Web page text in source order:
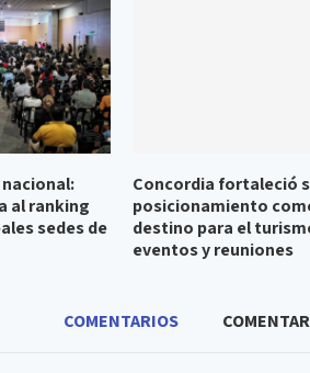
al ranking
sedes de
Concordia fortaleció
posicionamiento
destino para el
eventos y reuniones
COMENTARIOS